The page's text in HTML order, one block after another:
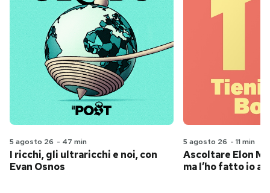
5 agosto 26 - 47 min
I ricchi, gli ultraricchi e noi, con
Evan Osnos
5 agosto 26 - 11 min
Ascoltare Elon
ma l’ho fatto io